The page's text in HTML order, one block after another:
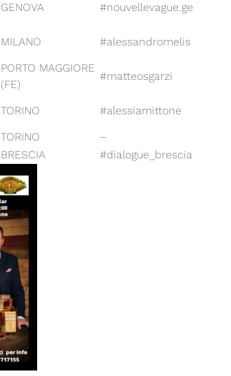
GENOVA #nouvellevague.ge
MILANO #alessandromelis
PORTO MAGGIORE
(FE)
#matteosgarzi
TORINO
#alessiamittone
TORINO
–
BRESCIA #dialogue_brescia